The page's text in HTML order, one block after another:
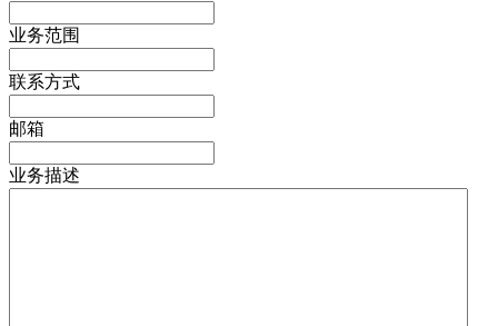
业务范围
联系方式
邮箱
业务描述